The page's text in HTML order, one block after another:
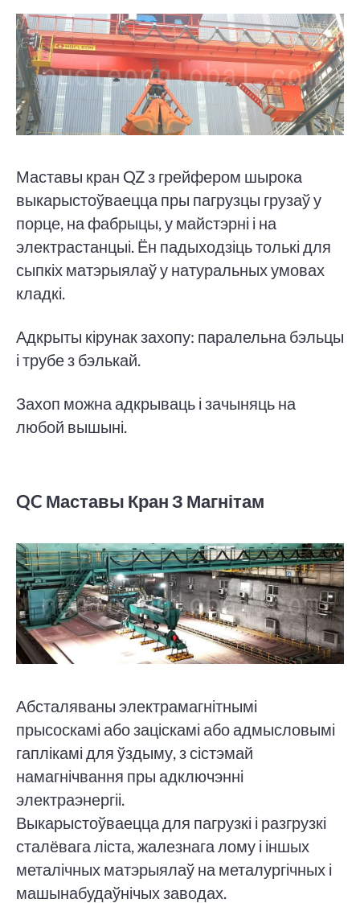
Маставы кран QZ з грейфером шырока
выкарыстоўваецца пры пагрузцы грузаў у
порце, на фабрыцы, у майстэрні і на
электрастанцыі. Ён падыходзіць толькі для
сыпкіх матэрыялаў у натуральных умовах
кладкі.
Адкрыты кірунак захопу: паралельна бэльцы
і трубе з бэлькай.
Захоп можна адкрываць і зачыняць на
любой вышыні.
QC Маставы Кран З Магнітам
Абсталяваны электрамагнітнымі
прысоскамі або заціскамі або адмысловымі
гаплікамі для ўздыму, з сістэмай
намагнічвання пры адключэнні
электраэнергіі.
Выкарыстоўваецца для пагрузкі і разгрузкі
сталёвага ліста, жалезнага лому і іншых
металічных матэрыялаў на металургічных і
машынабудаўнічых заводах.